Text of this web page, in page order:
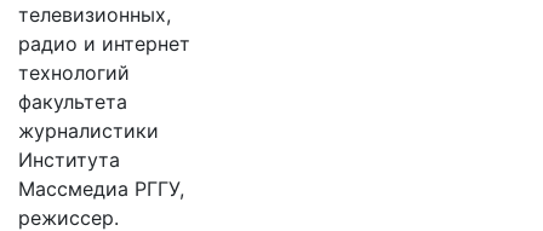
телевизионных,
радио и интернет
технологий
факультета
журналистики
Института
Массмедиа РГГУ,
режиссер.